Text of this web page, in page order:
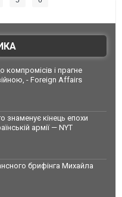
і прагне
- Foreign Affairs
знаменує кінець епохи
армії — NYT
брифінга Михайла